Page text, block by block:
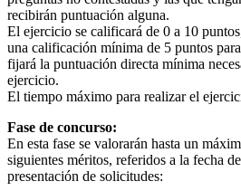
recibirán puntuación alguna.
El ejercicio se calificará de 0 a 10
una calificación mínima de 5 puntos
fijará la puntuación directa mínima
ejercicio.
El tiempo máximo para realizar el
Fase de concurso:
En esta fase se valorarán hasta un
siguientes méritos, referidos a la fecha
presentación de solicitudes: